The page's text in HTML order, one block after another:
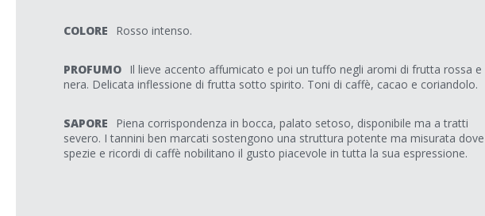
COLORE Rosso intenso.
PROFUMO Il lieve accento affumicato e poi un tuffo negli aromi di frutta rossa e
nera. Delicata inflessione di frutta sotto spirito. Toni di caffè, cacao e coriandolo.
SAPORE
Piena corrispondenza in bocca, palato setoso, disponibile ma a tratti
severo. I tannini ben marcati sostengono una struttura potente ma misurata dove
spezie e ricordi di caffè nobilitano il gusto piacevole in tutta la sua espressione.